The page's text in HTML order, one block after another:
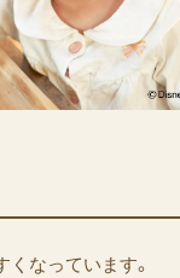
なっています。